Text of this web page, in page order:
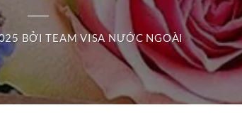
BỞITEAM VISA NƯỚC NGOÀI